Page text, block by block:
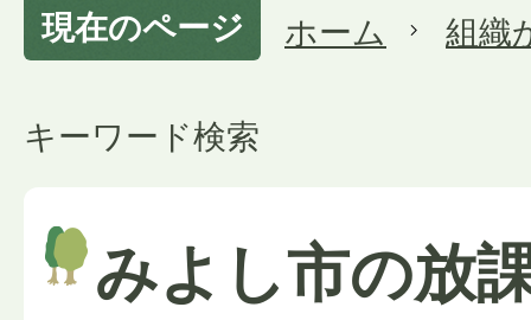
現在のページ ホーム 組織
キーワード検索
みよし市の放